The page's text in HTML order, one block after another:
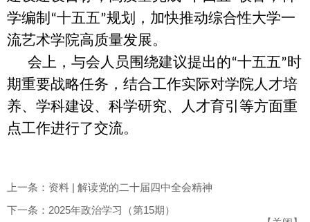
学编制 “十五五”规划，加快推动综合性大学一
流艺术学院高质量发展。
会上， 与会人员围绕建议提出的“十五五”时
期重要战略任务，结合工作实际对学院人才培
养、学科建设、科学研究、人才育引等方面重
点工作进行了交流。
上一条：资料 | 解读党的二十届四中全会精神
下一条：2025年政治学习（第15期）